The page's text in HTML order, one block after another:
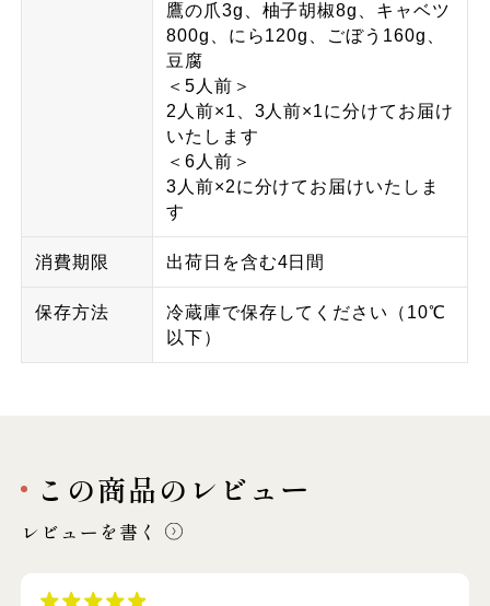
鷹の爪3g、柚子胡椒8g、キャベツ
800g、にら120g、ごぼう160g、
豆腐
＜5人前＞
2人前×1、3人前×1に分けてお届け
いたします
＜6人前＞
3人前×2に分けてお届けいたしま
す
消費期限 出荷日を含む4日間
保存方法
冷蔵庫で保存してください（10℃
以下）
この商品のレビュー
レビューを書く